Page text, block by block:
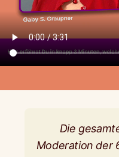
Die
Moderation der